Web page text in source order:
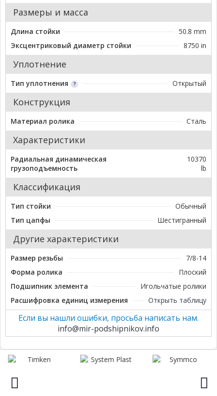
Размеры и масса
Длина стойки
50.8 mm
Эксцентриковый диаметр стойки
8750 in
Уплотнение
Тип уплотнения Открытый
Конструкция
Материал ролика Сталь
Характеристики
Радиальная динамическая
грузоподъемность
10370
lb
Классификация
Тип стойки
Обычный
Тип цапфы
Шестигранный
Другие характеристики
Размер резьбы
7/8-14
Форма ролика
Плоский
Подшипник элемента
Игольчатые ролики
Расшифровка единиц измерения
Открыть таблицу
Если вы нашли ошибки, просьба написать нам.
info@mir-podshipnikov.info